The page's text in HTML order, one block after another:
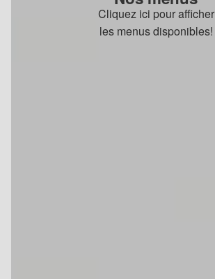
Cliquez ici pour afficher
les menus disponibles!